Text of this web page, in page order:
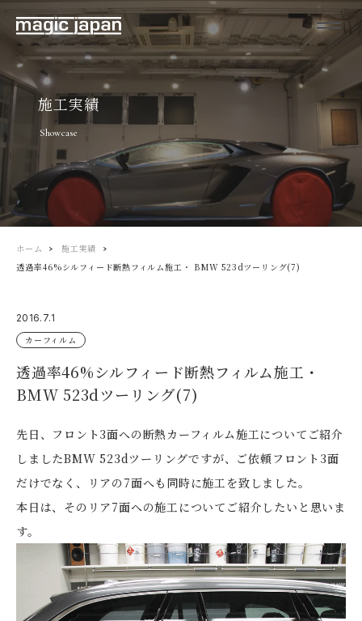
施工実績
Showcase
ホーム
施工実績
透過率46%シルフィード断熱フィルム施工・ BMW 523dツーリング(7)
2016.7.1
カーフィルム
透過率46%シルフィード断熱フィルム施工・
BMW 523dツーリング(7)
先日、フロント3面への断熱カーフィルム施工についてご紹介
しましたBMW 523dツーリングですが、ご依頼フロント3面
だけでなく、リアの7面へも同時に施工を致しました。
本日は、そのリア7面への施工についてご紹介したいと思いま
す。